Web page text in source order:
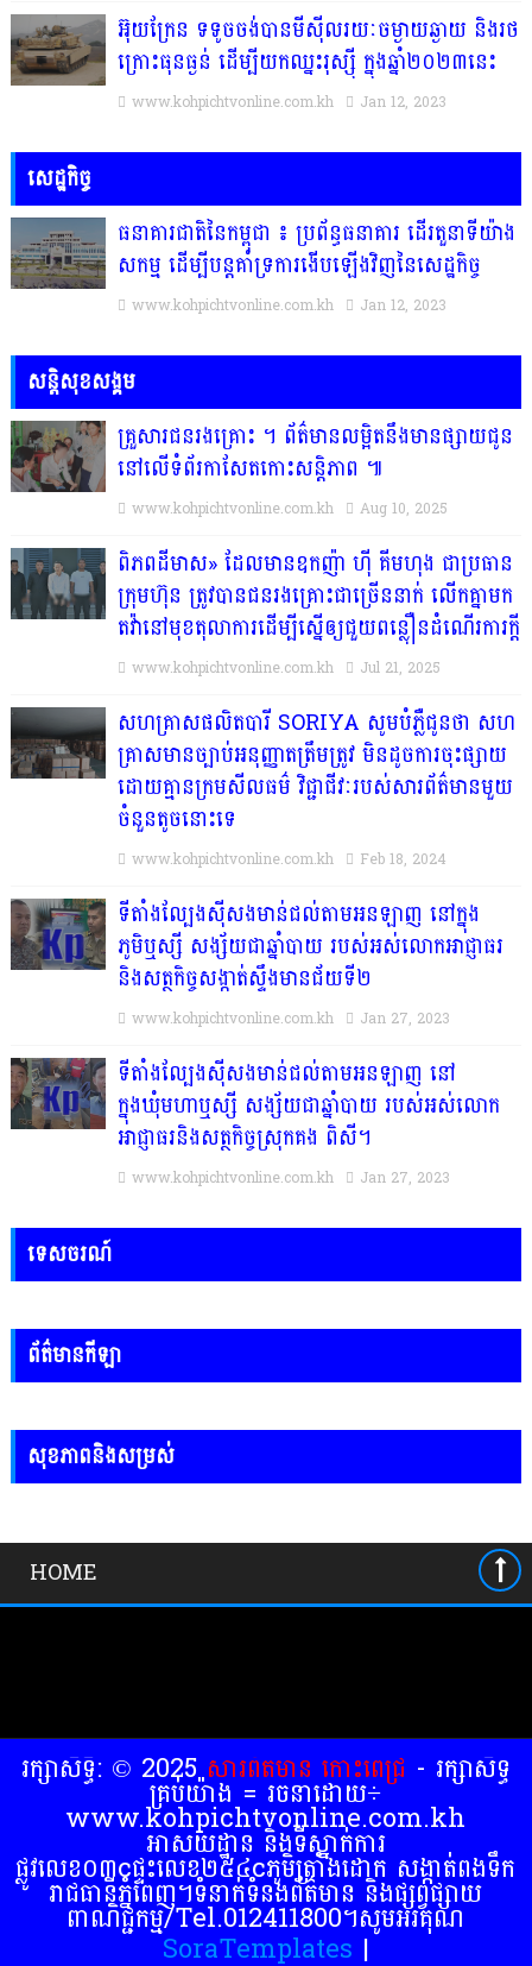
អ៊ុយក្រែន ទទូចចង់បានមីស៊ីលរយៈចម្ងាយឆ្ងាយ និងរថ
ក្រោះធុនធ្ងន់ ដើម្បីយកឈ្នះរុស្ស៉ី ក្នុងឆ្នាំ២០២៣នេះ
www.kohpichtvonline.com.kh Jan 12, 2023
សេដ្ឋកិច្ច
ធនាគារជាតិនៃកម្ពុជា ៖ ប្រព័ន្ធធនាគារ ដើរតួនាទីយ៉ាង
សកម្ម ដើម្បីបន្តគាំទ្រការងើបឡើងវិញនៃសេដ្ឋកិច្ច
www.kohpichtvonline.com.kh Jan 12, 2023
សន្តិសុខសង្គម
គ្រួសារ​ជន​រង​គ្រោះ​ ។​ ព័ត៌មានលម្អិតនឹងមានផ្សាយជូន
នៅលើទំព័រកាសែតកោះសន្តិភាព ៕​
www.kohpichtvonline.com.kh Aug 10, 2025
ពិភពដីមាស» ដែលមានឧកញ៉ា ហ៊ី គីមហុង ជាប្រធាន
ក្រុមហ៊ុន ត្រូវបានជនរងគ្រោះជាច្រើននាក់ លើកគ្នាមក
តវ៉ានៅមុខតុលាការដើម្បីស្នើឲ្យជួយពន្លឿនដំណើរការក្ដី
www.kohpichtvonline.com.kh Jul 21, 2025
សហគ្រាសផលិតបារី SORIYA សូមបំភ្លឺជូនថា សហ
គ្រាសមានច្បាប់អនុញ្ញាតត្រឹមត្រូវ មិនដូចការចុះផ្សាយ
ដោយគ្មានក្រមសីលធម៌ វិជ្ជាជីវៈរបស់សារព័ត៌មានមួយ
ចំនួនតូចនោះទេ
www.kohpichtvonline.com.kh Feb 18, 2024
ទីតាំងល្បែងស៊ីសងមាន់ជល់តាមអនឡាញ នៅក្នុង
ភូមិឬស្សី សង្ស័យជាឆ្នាំបាយ របស់អស់លោកអាជ្ញាធរ
និងសត្ថកិច្ចសង្កាត់ស្ទឹងមានជ័យទី២
www.kohpichtvonline.com.kh Jan 27, 2023
ទីតាំងល្បែងស៊ីសងមាន់ជល់តាមអនឡាញ នៅ
ក្នុងឃុំមហាឬស្សី សង្ស័យជាឆ្នាំបាយ របស់អស់លោក
អាជ្ញាធរនិងសត្ថកិច្ចស្រុកគង ពិសី។
www.kohpichtvonline.com.kh Jan 27, 2023
ទេសចរណ៍
ព័ត៌មានកីឡា
សុខភាពនិងសម្រស់
HOME
រក្សាសិទ្ធិ: © 2025សារព័ត៍មាន កោះពេជ្រ - រក្សាសិទ្ធ
គ្រប់យ៉ាង = រចនាដោយ÷
www.kohpichtvonline.com.kh
អាសយដ្ឋាន និងទីស្នាក់ការ
ផ្លូវលេខ០៣cផ្ទះលេខ២៥៤cភូមិត្រាំងដោក សង្កាត់ពងទឹក
រាជធានីភ្នំពេញ។ទំនាក់ទំនងព័ត៌មាន និងផ្សព្វផ្សាយ
ពាណិជ្ជកម្ម/Tel.012411800។សូមអរគុណ
SoraTemplates |